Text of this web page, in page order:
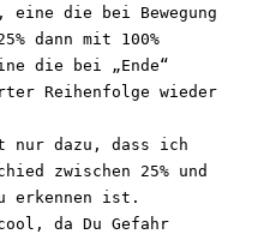
die bei Bewegung
dann mit 100%
die bei „Ende“
Reihenfolge wieder
nur dazu, dass ich
zwischen 25% und
e rkennen ist.
ool, da Du Gefahr